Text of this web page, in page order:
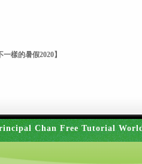
樣的暑假2020】
Chan Free Tutorial